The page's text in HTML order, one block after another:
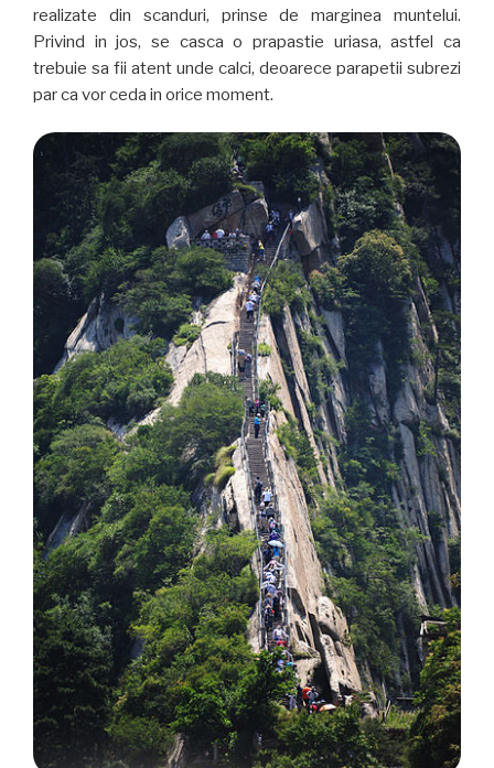
realizate din scanduri, prinse de marginea muntelui.
Privind in jos, se casca o prapastie uriasa, astfel ca
trebuie sa fii atent unde calci, deoarece parapetii subrezi
par ca vor ceda in orice moment.